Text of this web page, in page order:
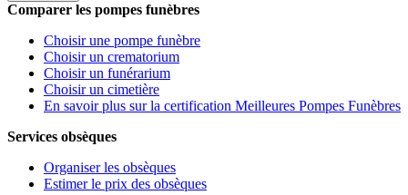
Comparer les pompes funèbres
Choisir une pompe funèbre
Choisir un crematorium
Choisir un funérarium
Choisir un cimetière
En savoir plus sur la certification Meilleures Pompes Funèbres
Services obsèques
Organiser les obsèques
Estimer le prix des obsèques